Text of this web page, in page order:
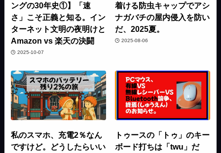
ングの30年史①】「速
さ」こそ正義と知る。イン
ターネット文明の夜明けと
Amazon vs 楽天の決闘
2025-10-07
着ける防虫キャップでアシ
ナガバチの屋内侵入を防い
だ、2025夏。
2025-08-06
私のスマホ、充電2％なん
ですけど。どうしたらいい
トゥースの「トゥ」のキー
ボード打ちは「twu」だ